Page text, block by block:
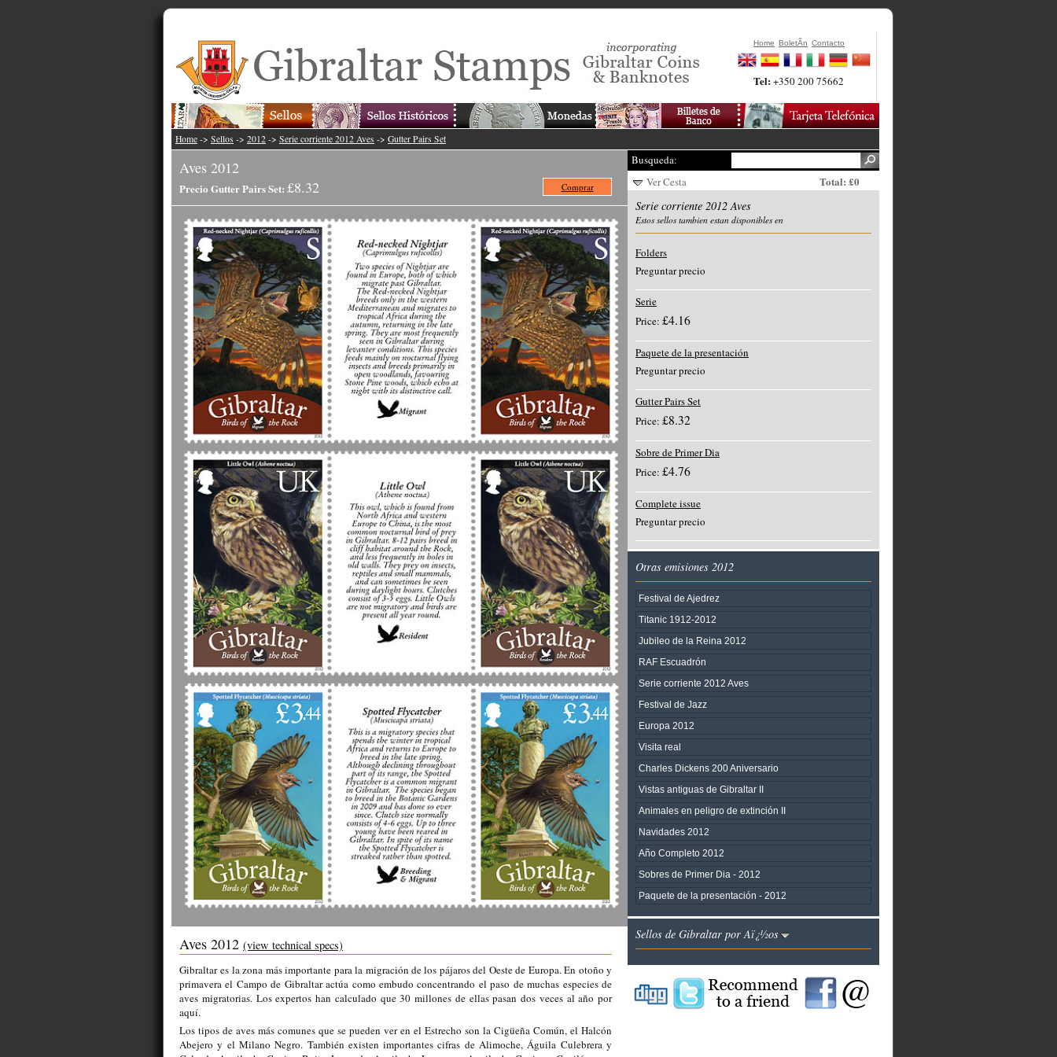
Home BoletÃ­n Contacto
Tel:+350 200 75662
Home -> Sellos -> 2012 -> Serie corriente 2012 Aves -> Gutter Pairs Set
Aves 2012
Precio Gutter Pairs Set: £8.32 Comprar
Aves 2012 (view technical specs)
Gibraltar es la zona más importante para la migración de los pájaros del Oeste de Europa. En otoño y
primavera el Campo de Gibraltar actúa como embudo concentrando el paso de muchas especies de
aves migratorias. Los expertos han calculado que 30 millones de ellas pasan dos veces al año por
aquí.
Los tipos de aves más comunes que se pueden ver en el Estrecho son la Cigüeña Común, el Halcón
Abejero y el Milano Negro. También existen importantes cifras de Alimoche, Águila Culebrera y
Busqueda:
Ver Cesta
Total: £0
Serie corriente 2012 Aves
Estos sellos tambien estan disponibles en
Folders
Preguntar precio
Serie
Price: £4.16
Paquete de la presentación
Preguntar precio
Gutter Pairs Set
Price: £8.32
Sobre de Primer Dia
Price: £4.76
Complete issue
Preguntar precio
Otras emisiones 2012
Festival de Ajedrez
Titanic 1912-2012
Jubileo de la Reina 2012
RAF Escuadrón
Serie corriente 2012 Aves
Festival de Jazz
Europa 2012
Visita real
Charles Dickens 200 Aniversario
Vistas antiguas de Gibraltar II
Animales en peligro de extinción II
Navidades 2012
Año Completo 2012
Sobres de Primer Dia - 2012
Paquete de la presentación - 2012
Sellos de Gibraltar por Aï¿½os